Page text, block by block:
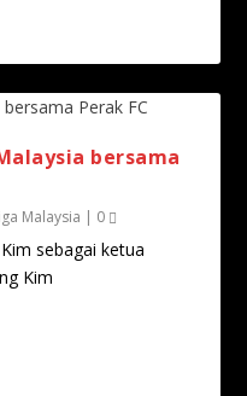
bersama
Malaysia | 0
sebagai ketua
Kim